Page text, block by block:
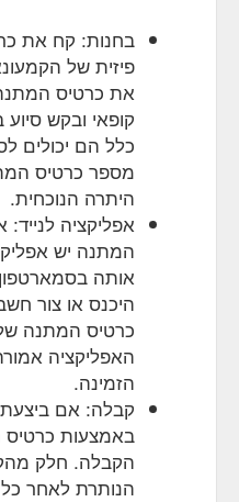
בחנות: קח את
פיזית של
את כרטיס
קופאי ובקש
כלל הם יכולים
מספר כרטיס
היתרה הנוכחית.
אפליקציה
המתנה יש
אותה
היכנס או צור
כרטיס המתנה
האפליקציה
הזמינה.
קבלה: אם ביצעת
באמצעות
הקבלה. חלק
הנותרת לאחר